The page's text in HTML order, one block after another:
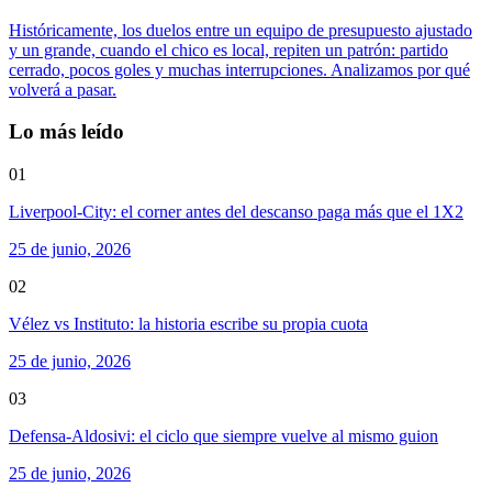
Históricamente, los duelos entre un equipo de presupuesto ajustado
y un grande, cuando el chico es local, repiten un patrón: partido
cerrado, pocos goles y muchas interrupciones. Analizamos por qué
volverá a pasar.
Lo más leído
01
Liverpool-City: el corner antes del descanso paga más que el 1X2
25 de junio, 2026
02
Vélez vs Instituto: la historia escribe su propia cuota
25 de junio, 2026
03
Defensa-Aldosivi: el ciclo que siempre vuelve al mismo guion
25 de junio, 2026